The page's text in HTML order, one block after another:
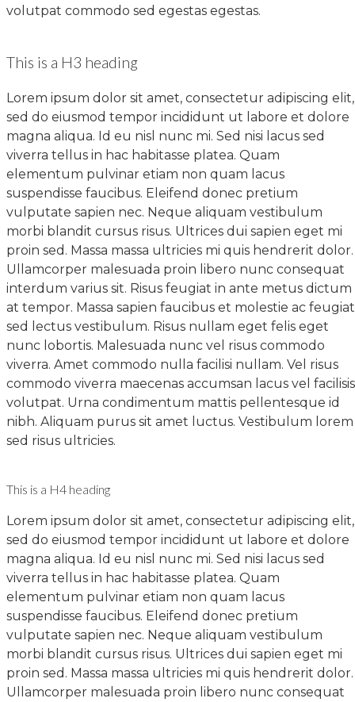
volutpat commodo sed egestas egestas.
This is a H3 heading
Lorem ipsum dolor sit amet, consectetur adipiscing elit,
sed do eiusmod tempor incididunt ut labore et dolore
magna aliqua. Id eu nisl nunc mi. Sed nisi lacus sed
viverra tellus in hac habitasse platea. Quam
elementum pulvinar etiam non quam lacus
suspendisse faucibus. Eleifend donec pretium
vulputate sapien nec. Neque aliquam vestibulum
morbi blandit cursus risus. Ultrices dui sapien eget mi
proin sed. Massa massa ultricies mi quis hendrerit dolor.
Ullamcorper malesuada proin libero nunc consequat
interdum varius sit. Risus feugiat in ante metus dictum
at tempor. Massa sapien faucibus et molestie ac feugiat
sed lectus vestibulum. Risus nullam eget felis eget
nunc lobortis. Malesuada nunc vel risus commodo
viverra. Amet commodo nulla facilisi nullam. Vel risus
commodo viverra maecenas accumsan lacus vel facilisis
volutpat. Urna condimentum mattis pellentesque id
nibh. Aliquam purus sit amet luctus. Vestibulum lorem
sed risus ultricies.
This is a H4 heading
Lorem ipsum dolor sit amet, consectetur adipiscing elit,
sed do eiusmod tempor incididunt ut labore et dolore
magna aliqua. Id eu nisl nunc mi. Sed nisi lacus sed
viverra tellus in hac habitasse platea. Quam
elementum pulvinar etiam non quam lacus
suspendisse faucibus. Eleifend donec pretium
vulputate sapien nec. Neque aliquam vestibulum
morbi blandit cursus risus. Ultrices dui sapien eget mi
proin sed. Massa massa ultricies mi quis hendrerit dolor.
Ullamcorper malesuada proin libero nunc consequat